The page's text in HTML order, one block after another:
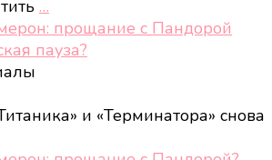
…
прощание с Пандорой
пауза?
и «Терминатора» снова